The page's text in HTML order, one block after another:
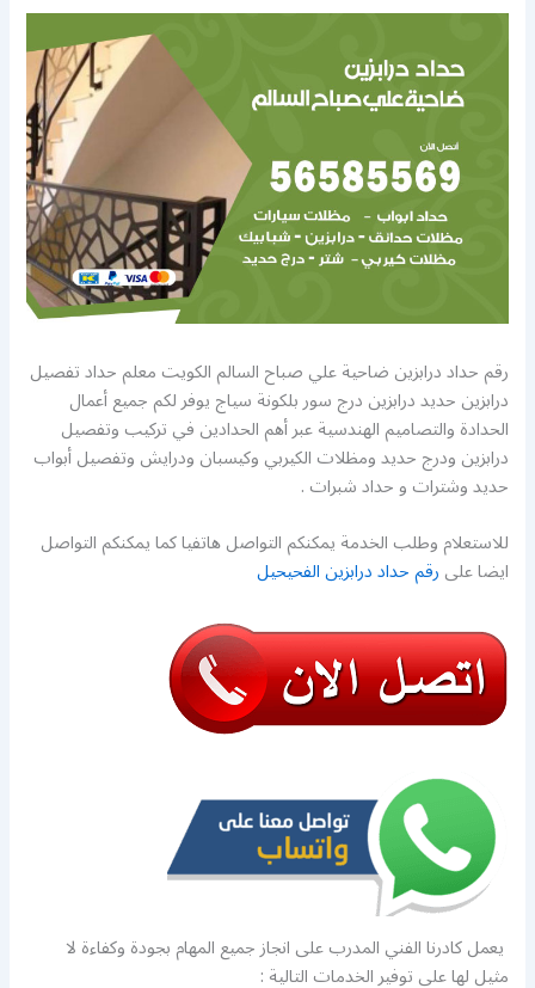
رقم حداد درابزين ضاحية علي صباح السالم الكويت معلم حداد تفصيل
درابزين حديد درابزين درج سور بلكونة سياج يوفر لكم جميع أعمال
الحدادة والتصاميم الهندسية عبر أهم الحدادين في تركيب وتفصيل
درابزين ودرج حديد ومظلات الكيربي وكيسبان ودرايش وتفصيل أبواب
حديد وشترات و حداد شبرات .
للاستعلام وطلب الخدمة يمكنكم التواصل هاتفيا كما يمكنكم التواصل
ايضا علىرقم حداد درابزين الفحيحيل
يعمل كادرنا الفني المدرب على انجاز جميع المهام بجودة وكفاءة لا
مثيل لها على توفير الخدمات التالية :